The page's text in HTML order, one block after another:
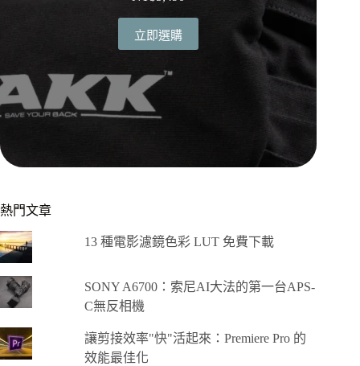
立即選購
熱門文章
13 種電影濾鏡色彩 LUT 免費下載
SONY A6700：索尼AI大法的第一台APS-
C無反相機
讓剪接效率"快"活起來：Premiere Pro 的
效能最佳化